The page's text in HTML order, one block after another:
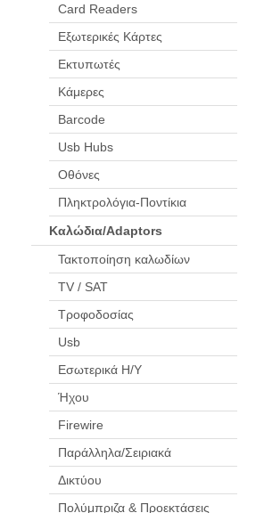
Card Readers
Εξωτερικές Κάρτες
Εκτυπωτές
Κάμερες
Barcode
Usb Hubs
Οθόνες
Πληκτρολόγια-Ποντίκια
Καλώδια/Adaptors
Τακτοποίηση καλωδίων
TV / SAT
Τροφοδοσίας
Usb
Εσωτερικά Η/Υ
Ήχου
Firewire
Παράλληλα/Σειριακά
Δικτύου
Πολύμπριζα & Προεκτάσεις